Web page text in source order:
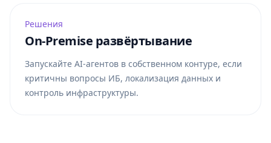
Решения
On-Premise развёртывание
Запускайте AI-агентов в собственном контуре, если
критичны вопросы ИБ, локализация данных и
контроль инфраструктуры.